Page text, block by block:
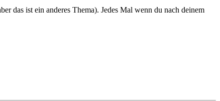
das ist ein anderes Thema). Jedes Mal wenn du nach deinem